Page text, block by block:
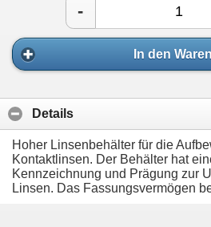
-
In den
Details
Hoher Linsenbehälter für die
Kontaktlinsen. Der Behälter hat
Kennzeichnung und Prägung zur
Linsen. Das Fassungsvermögen